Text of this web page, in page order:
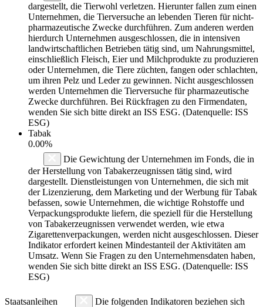
dargestellt, die Tierwohl verletzen. Hierunter fallen zum einen
Unternehmen, die Tierversuche an lebenden Tieren für nicht-
pharmazeutische Zwecke durchführen. Zum anderen werden
hierdurch Unternehmen ausgeschlossen, die in intensiven
landwirtschaftlichen Betrieben tätig sind, um Nahrungsmittel,
einschließlich Fleisch, Eier und Milchprodukte zu produzieren
oder Unternehmen, die Tiere züchten, fangen oder schlachten,
um ihren Pelz und Leder zu gewinnen. Nicht ausgeschlossen
werden Unternehmen die Tierversuche für pharmazeutische
Zwecke durchführen. Bei Rückfragen zu den Firmendaten,
wenden Sie sich bitte direkt an ISS ESG. (Datenquelle: ISS
ESG)
Tabak
0.00%
Die Gewichtung der Unternehmen im Fonds, die in
der Herstellung von Tabakerzeugnissen tätig sind, wird
dargestellt. Dienstleistungen von Unternehmen, die sich mit
der Lizenzierung, dem Marketing und der Werbung für Tabak
befassen, sowie Unternehmen, die wichtige Rohstoffe und
Verpackungsprodukte liefern, die speziell für die Herstellung
von Tabakerzeugnissen verwendet werden, wie etwa
Zigarettenverpackungen, werden nicht ausgeschlossen. Dieser
Indikator erfordert keinen Mindestanteil der Aktivitäten am
Umsatz. Wenn Sie Fragen zu den Unternehmensdaten haben,
wenden Sie sich bitte direkt an ISS ESG. (Datenquelle: ISS
ESG)
Staatsanleihen
Die folgenden Indikatoren beziehen sich